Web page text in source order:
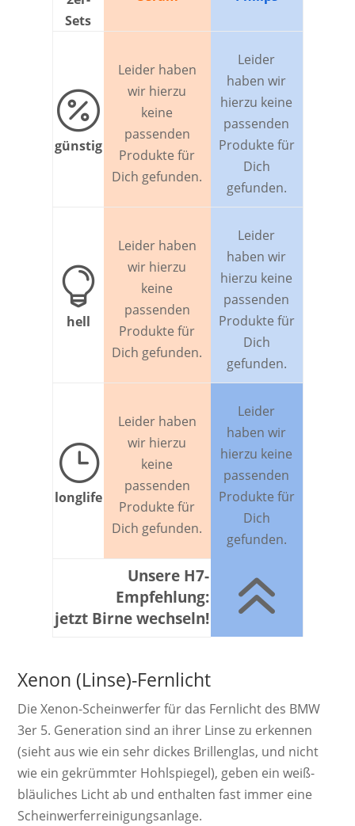
Sets

günstig
Leider haben
wir hierzu
keine
passenden
Produkte für
Dich gefunden.
Leider
haben wir
hierzu keine
passenden
Produkte für
Dich
gefunden.

hell
Leider haben
wir hierzu
keine
passenden
Produkte für
Dich gefunden.
Leider
haben wir
hierzu keine
passenden
Produkte für
Dich
gefunden.
}
longlife
Leider haben
wir hierzu
keine
passenden
Produkte für
Dich gefunden.
Leider
haben wir
hierzu keine
passenden
Produkte für
Dich
gefunden.
Unsere H7-
Empfehlung:
jetzt Birne wechseln!
6
Xenon (Linse)-Fernlicht
Die Xenon-Schein­werf­er für das Fernlicht des BMW
3er 5. Ge­ne­ra­ti­on sind an ihrer Lin­se zu er­ken­nen
(sieht aus wie ein sehr dickes Bril­len­glas, und nicht
wie ein ge­krümm­ter Hohl­spie­gel), geben ein weiß-
bläu­lich­es Licht ab und ent­hal­ten fast immer eine
Schein­werf­er­rei­ni­gungs­anlage.